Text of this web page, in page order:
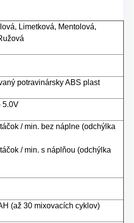
Limetková, Mentolová,
potravinársky ABS plast
5.0V
/ min. bez náplne (odchýlka
/ min. s náplňou (odchýlka
(až 30 mixovacích cyklov)